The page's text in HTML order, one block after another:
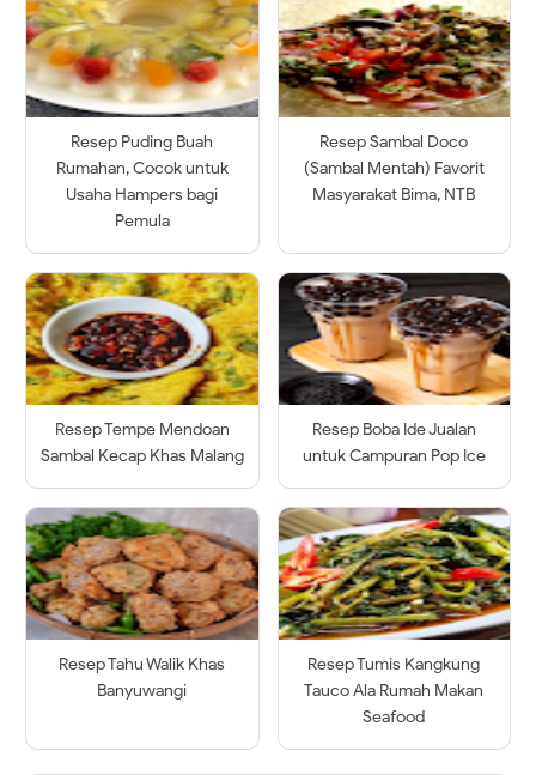
Resep Puding Buah
Rumahan, Cocok untuk
Usaha Hampers bagi
Pemula
Resep Sambal Doco
(Sambal Mentah) Favorit
Masyarakat Bima, NTB
Resep Tempe Mendoan
Sambal Kecap Khas Malang
Resep Boba Ide Jualan
untuk Campuran Pop Ice
Resep Tahu Walik Khas
Banyuwangi
Resep Tumis Kangkung
Tauco Ala Rumah Makan
Seafood